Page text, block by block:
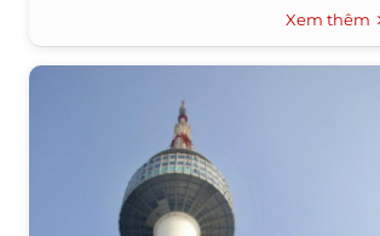
Xem thêm